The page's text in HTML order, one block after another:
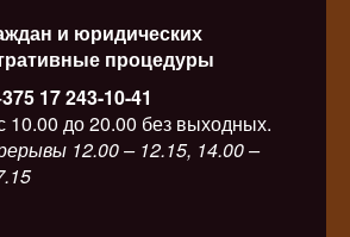
и юридических
процедуры
17 243-10-41
10.00 до 20.00 без выходных.
12.00 – 12.15, 14.00 –